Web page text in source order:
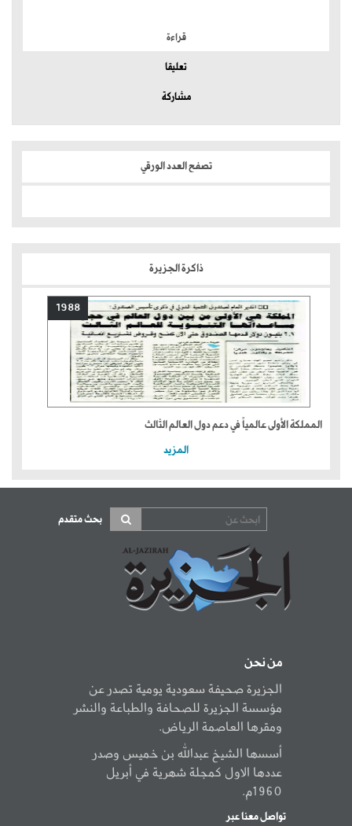
قراءة
تعليقا
مشاركة
تصفح العدد الورقي
ذاكرة الجزيرة
1988
المملكة الأولى عالمياً في دعم دول العالم الثالث
المزيد
بحث متقدم
من نحن
الجزيرة صحيفة سعودية يومية تصدر عن
مؤسسة الجزيرة للصحافة والطباعة والنشر
ومقرها العاصمة الرياض.
أسسها الشيخ عبدالله بن خميس وصدر
عددها الاول كمجلة شهرية في أبريل
1960م.
تواصل معنا عبر